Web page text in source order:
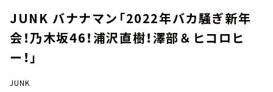
JUNK バナナマン「2022年バカ騒ぎ新年
会！乃木坂46！浦沢直樹！澤部＆ヒコロヒ
ー！」
JUNK